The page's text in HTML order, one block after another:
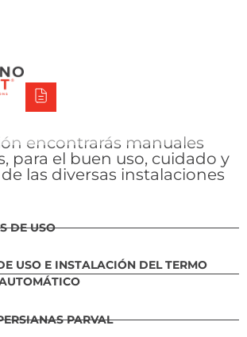
encontrarás manuales
para el buen uso, cuidado y
las diversas instalaciones
DE USO
USO E INSTALACIÓN DEL TERMO
PARVAL